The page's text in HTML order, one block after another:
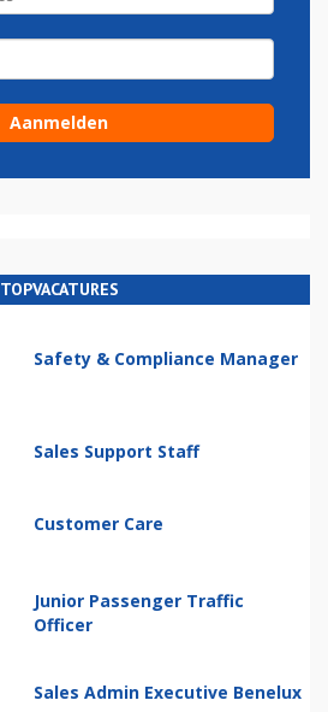
TOPVACATURES
Safety & Compliance Manager
Sales Support Staff
Customer Care
Junior Passenger Traffic
Officer
Sales Admin Executive Benelux